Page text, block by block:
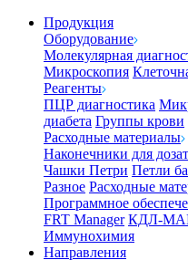
Продукция
Оборудование
Молекулярная
Микроскопия
Реагенты
ПЦР диагностика
диабета Группы крови
Расходные материалы
Наконечники для
Чашки Петри Петли
Разное Расходные
Программное
FRT Manager КДЛ-
Иммунохимия
Направления